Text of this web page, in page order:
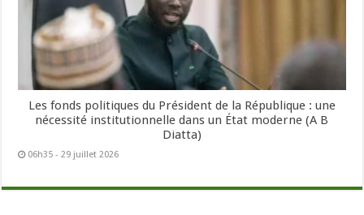
Les fonds politiques du Président de la République : une
nécessité institutionnelle dans un État moderne (A B
Diatta)
06h35 - 29 juillet 2026